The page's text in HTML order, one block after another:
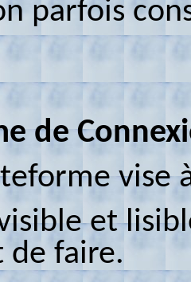
parfois
de
vise
et
de faire.